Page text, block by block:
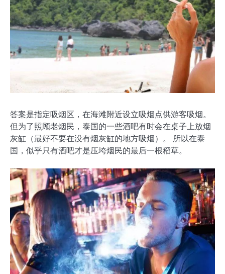
答案是指定吸烟区，在海滩附近设立吸烟点供游客吸烟。
但为了照顾老烟民，泰国的一些酒吧有时会在桌子上放烟
灰缸（最好不要在没有烟灰缸的地方吸烟）。 所以在泰
国，似乎只有酒吧才是压垮烟民的最后一根稻草。